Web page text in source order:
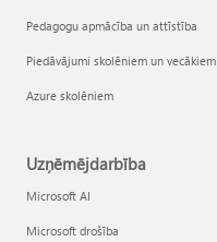
Pedagogu apmācība un attīstība
Piedāvājumi skolēniem un vecākiem
Azure skolēniem
Uzņēmējdarbība
Microsoft AI
Microsoft drošība